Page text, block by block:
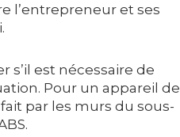
l’entrepreneur et ses
s’il est nécessaire de
Pour un appareil de
par les murs du sous-